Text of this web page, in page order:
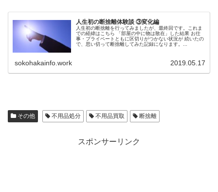
人生初の断捨離体験談 ③変化編
人生初の断捨離を行ってみましたが、最終回です。これま
での経緯はこちら 「部屋の中に物は散在」した結果 お仕
事・プライベートともに区切りがつかない状況が 続いたの
で、思い切って断捨離してみた記録になります。...
sokohakainfo.work 2019.05.17
その他 不用品処分 不用品買取 断捨離
スポンサーリンク